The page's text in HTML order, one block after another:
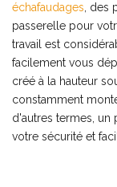
échafaudages ,
passerelle pour
travail est
facilement vous
créé à la hauteur
constamment
d'autres termes,
votre sécurité et